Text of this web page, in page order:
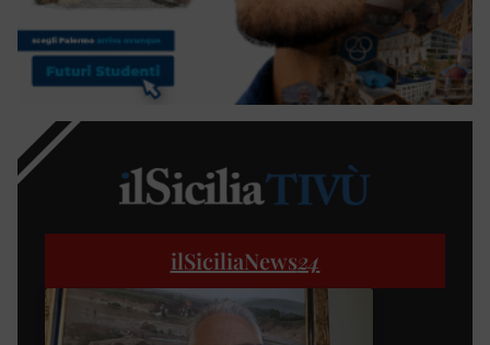
ilSiciliaNews24